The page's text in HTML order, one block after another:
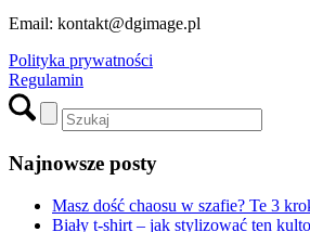
Email: kontakt@dgimage.pl
Polityka prywatności
Regulamin
Najnowsze posty
Masz dość chaosu w szafie? Te 3
Biały t-shirt – jak stylizować ten